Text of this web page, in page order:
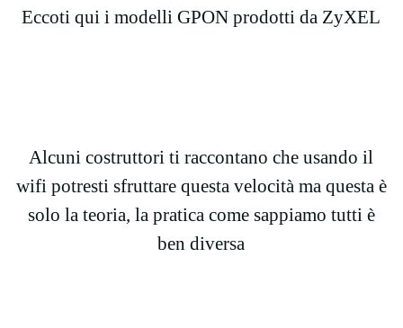
Eccoti qui i modelli GPON prodotti da ZyXEL
Alcuni costruttori ti raccontano che usando il
wifi potresti sfruttare questa velocità ma questa è
solo la teoria, la pratica come sappiamo tutti è
ben diversa